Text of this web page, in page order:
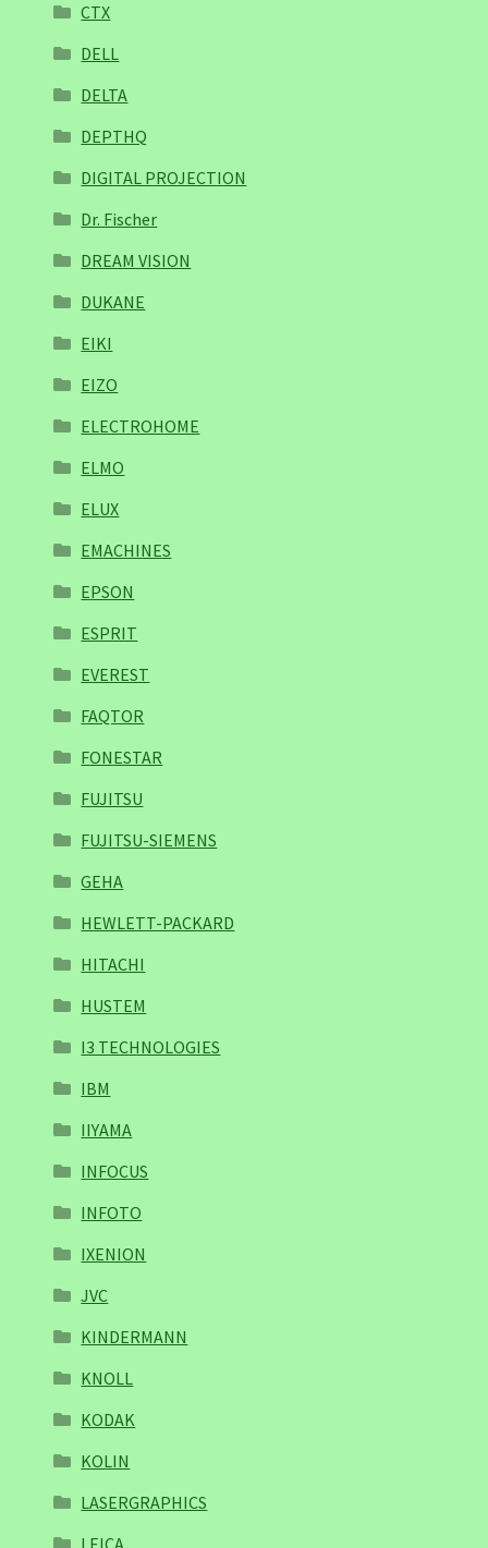
CTX
DELL
DELTA
DEPTHQ
DIGITAL PROJECTION
Dr. Fischer
DREAM VISION
DUKANE
EIKI
EIZO
ELECTROHOME
ELMO
ELUX
EMACHINES
EPSON
ESPRIT
EVEREST
FAQTOR
FONESTAR
FUJITSU
FUJITSU-SIEMENS
GEHA
HEWLETT-PACKARD
HITACHI
HUSTEM
I3 TECHNOLOGIES
IBM
IIYAMA
INFOCUS
INFOTO
IXENION
JVC
KINDERMANN
KNOLL
KODAK
KOLIN
LASERGRAPHICS